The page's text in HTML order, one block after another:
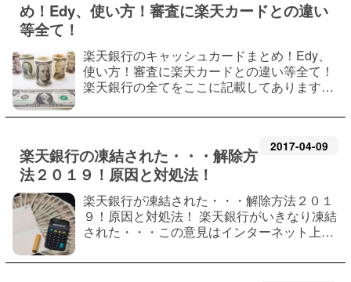
め！Edy、使い方！審査に楽天カードとの違い
等全て！
楽天銀行のキャッシュカードまとめ！Edy、
使い方！審査に楽天カードとの違い等全て！
楽天銀行の全てをここに記載してあります。
れまでのキャンペーンも！ 楽天カードとの違
2017-04-09
楽天銀行の凍結された・・・解除方
法２０１９！原因と対処法！
楽天銀行が凍結された・・・解除方法２０１
９！原因と対処法！ 楽天銀行がいきなり凍結
された・・・この意見はインターネット上で
楽天銀行が凍結されるなんて疑いの眼差し一